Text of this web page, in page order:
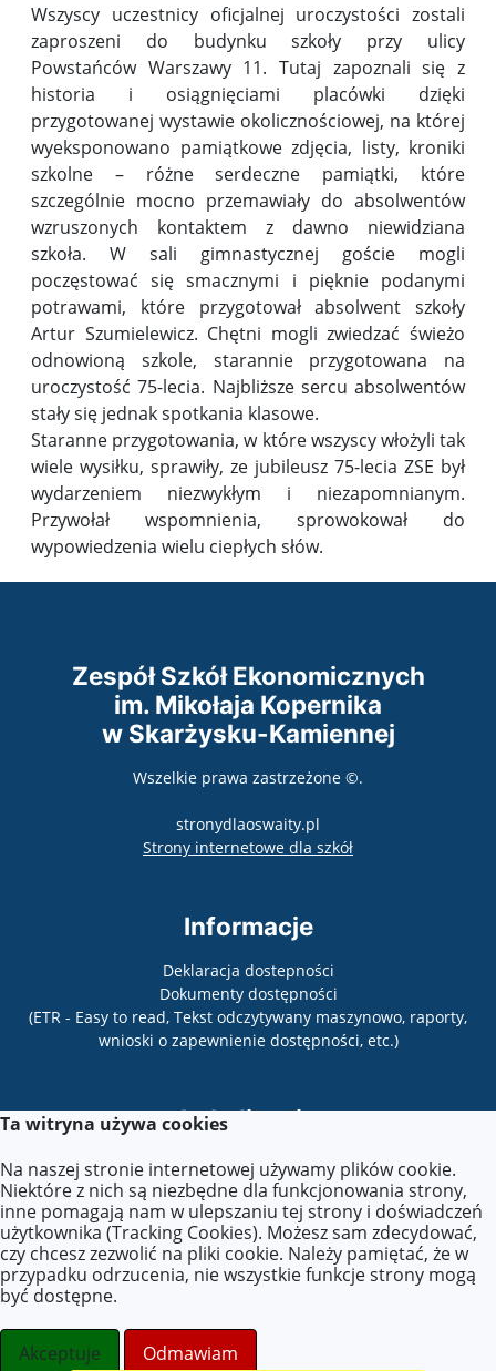
Wszyscy uczestnicy oficjalnej uroczystości zostali
zaproszeni do budynku szkoły przy ulicy
Powstańców Warszawy 11. Tutaj zapoznali się z
historia i osiągnięciami placówki dzięki
przygotowanej wystawie okolicznościowej, na której
wyeksponowano pamiątkowe zdjęcia, listy, kroniki
szkolne – różne serdeczne pamiątki, które
szczególnie mocno przemawiały do absolwentów
wzruszonych kontaktem z dawno niewidziana
szkoła. W sali gimnastycznej goście mogli
poczęstować się smacznymi i pięknie podanymi
potrawami, które przygotował absolwent szkoły
Artur Szumielewicz. Chętni mogli zwiedzać świeżo
odnowioną szkole, starannie przygotowana na
uroczystość 75-lecia. Najbliższe sercu absolwentów
stały się jednak spotkania klasowe.
Staranne przygotowania, w które wszyscy włożyli tak
wiele wysiłku, sprawiły, ze jubileusz 75-lecia ZSE był
wydarzeniem niezwykłym i niezapomnianym.
Przywołał wspomnienia, sprowokował do
wypowiedzenia wielu ciepłych słów.
Zespół Szkół Ekonomicznych
im. Mikołaja Kopernika
w Skarżysku-Kamiennej
Wszelkie prawa zastrzeżone ©.
stronydlaoswaity.pl
Strony internetowe dla szkółotwiera się w
Informacje
Deklaracja dostepności
Dokumenty dostępności
(ETR - Easy to read, Tekst odczytywany maszynowo, raporty,
wnioski o zapewnienie dostępności, etc.)
Lokalizacja
Powstańców Warszawy 11,
26-110 Skarżysko-Kamienna
Kontakt
E-mail:zse.sekretariat@zseskarzysko.pl
Ta witryna używa cookies
Na naszej stronie internetowej używamy plików cookie.
Niektóre z nich są niezbędne dla funkcjonowania strony,
inne pomagają nam w ulepszaniu tej strony i doświadczeń
użytkownika (Tracking Cookies). Możesz sam zdecydować,
czy chcesz zezwolić na pliki cookie. Należy pamiętać, że w
przypadku odrzucenia, nie wszystkie funkcje strony mogą
być dostępne.
Akceptuje Odmawiam